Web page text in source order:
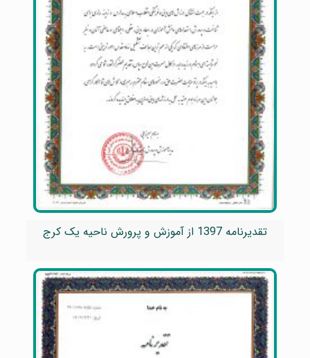
تقدیرنامه 1397 از آموزش و پرورش ناحیه یک کرج